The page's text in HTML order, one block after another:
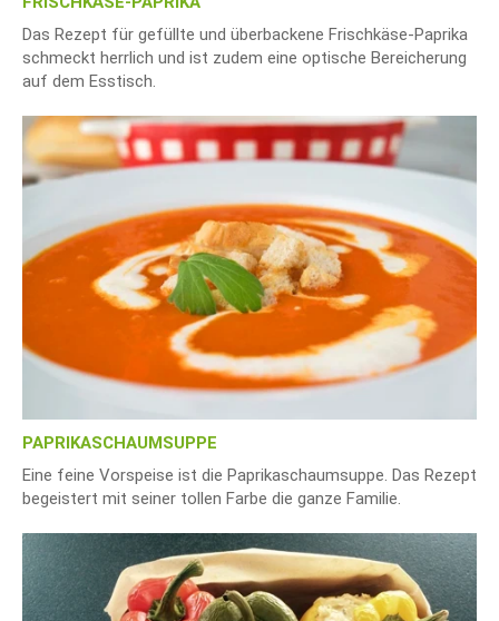
Das Rezept für gefüllte und überbackene Frischkäse-Paprika
schmeckt herrlich und ist zudem eine optische Bereicherung
auf dem Esstisch.
PAPRIKASCHAUMSUPPE
Eine feine Vorspeise ist die Paprikaschaumsuppe. Das Rezept
begeistert mit seiner tollen Farbe die ganze Familie.